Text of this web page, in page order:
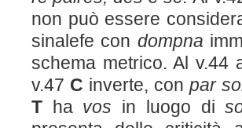
non può essere
sinalefe con dompna
schema metrico. Al v.44
v.47 C inverte, con par
T ha vos in luogo di